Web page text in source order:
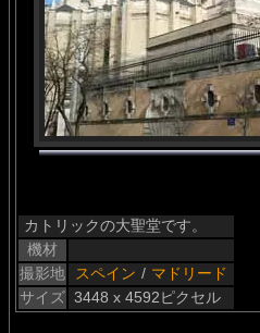
カトリックの大聖堂です。
機材
撮影地
スペイン / マドリード
サイズ 3448 x 4592ピクセル